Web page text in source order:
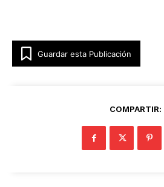
Guardar esta Publicación
COMPARTIR: